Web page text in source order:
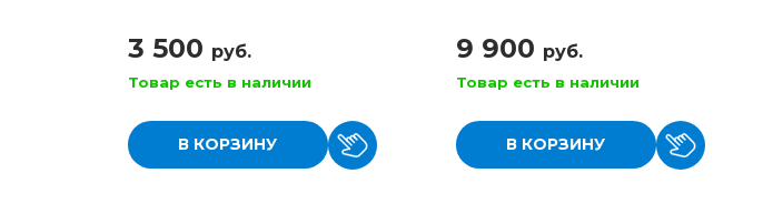
3 500 руб.
Товар есть в наличии
В КОРЗИНУ
9 900 руб.
Товар есть в наличии
В КОРЗИНУ